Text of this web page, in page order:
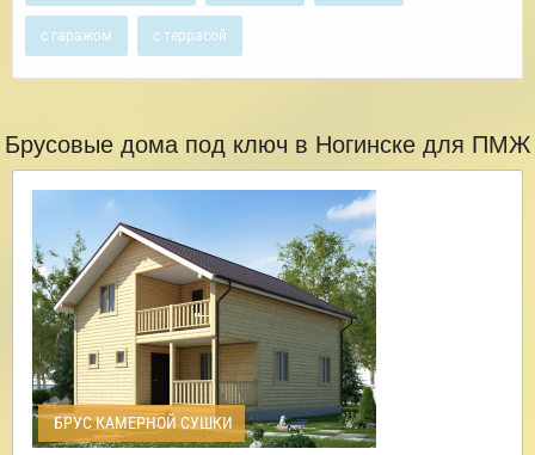
с гаражом с террасой
Брусовые дома под ключ в Ногинске для ПМЖ
БРУС КАМЕРНОЙ СУШКИ